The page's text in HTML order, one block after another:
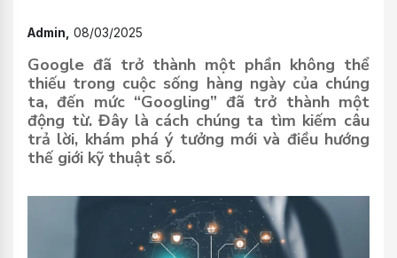
Admin, 08/03/2025
Google đã trở thành một phần không thể
thiếu trong cuộc sống hàng ngày của chúng
ta, đến mức “Googling” đã trở thành một
động từ. Đây là cách chúng ta tìm kiếm câu
trả lời, khám phá ý tưởng mới và điều hướng
thế giới kỹ thuật số.